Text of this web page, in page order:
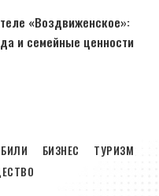
«Воздвиженское»:
и семейные ценности
БИЗНЕС
ТУРИЗМ